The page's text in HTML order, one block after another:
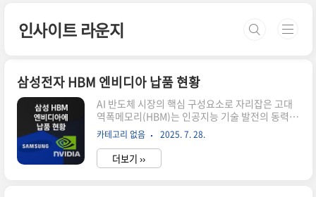
인사이트 라운지
삼성전자 HBM 엔비디아 납품 현황
AI 반도체 시장의 핵심 구성요소로 자리잡은 고대
역폭메모리(HBM)는 인공지능 기술 발전의 동력입
니다. 특히 엔비디아와 삼성전자 간의 HBM 납품은
글로벌 반도체 생태계에 중요한 변화를 가져오고
있습니다. 본 포스팅에서는 삼성전자의 엔비디아
HBM 납품 여정을 시기별로 살펴보고, 현재 상황과
카테고리 없음 2025. 7. 28.
더보기 ››